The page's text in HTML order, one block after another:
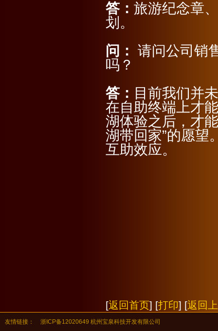
答： 旅游纪念章
划。
问： 请问公司销
吗？
答： 目前我们并
在自助终端上才
湖体验之后，才
湖带回家”的愿望
互助效应。
[返回首页] [打印] [返回
友情链接： 浙ICP备12020649 杭州宝泉科技开发有限公司